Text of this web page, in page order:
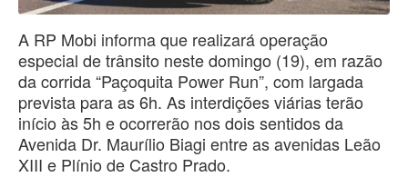
A RP Mobi informa que realizará operação
especial de trânsito neste domingo (19), em razão
da corrida “Paçoquita Power Run”, com largada
prevista para as 6h. As interdições viárias terão
início às 5h e ocorrerão nos dois sentidos da
Avenida Dr. Maurílio Biagi entre as avenidas Leão
XIII e Plínio de Castro Prado.